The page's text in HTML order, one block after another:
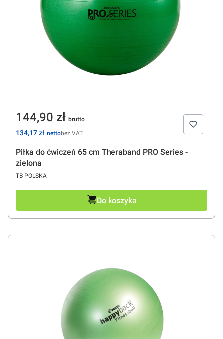
Piłka do ćwiczeń 65 cm Theraband PRO Series -
zielona
PRODUCENT
TB POLSKA
Cena
144,90 zł
Cena
134,17 zł bez VAT
Do koszyka